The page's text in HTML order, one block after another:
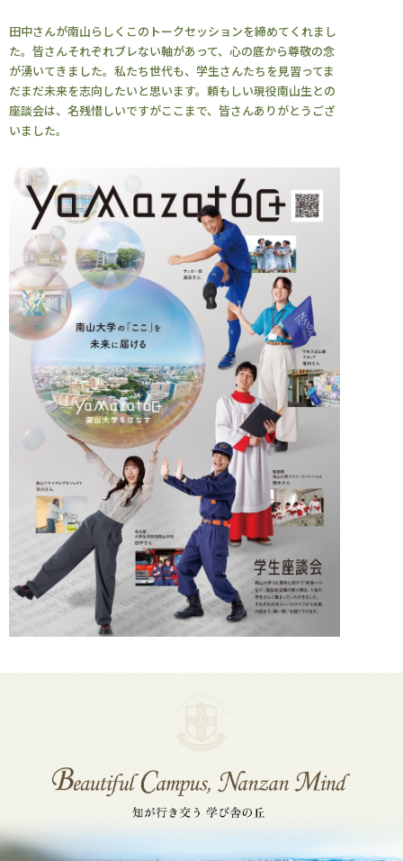
田中さんが南山らしくこのトークセッションを締めてくれまし
た。皆さんそれぞれブレない軸があって、心の底から尊敬の念
が湧いてきました。私たち世代も、学生さんたちを見習ってま
だまだ未来を志向したいと思います。頼もしい現役南山生との
座談会は、名残惜しいですがここまで、皆さんありがとうござ
いました。